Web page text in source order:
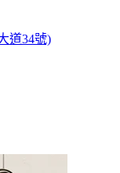
道34號)